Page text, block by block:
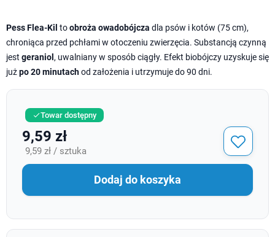
Pess Flea-Kil toobroża owadobójcza dla psów i kotów (75 cm),
chroniąca przed pchłami w otoczeniu zwierzęcia. Substancją czynną
jest geraniol , uwalniany w sposób ciągły. Efekt biobójczy uzyskuje się
jużpo 20 minutachod założenia i utrzymuje do 90 dni.
Towar dostępny
9,59 zł
9,59 zł / sztuka
Dodaj do koszyka